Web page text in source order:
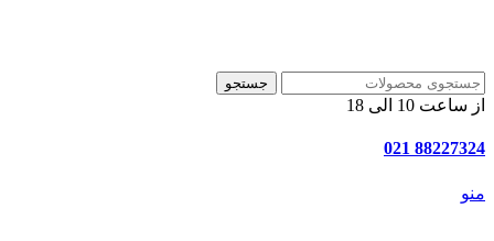
جستجو
از ساعت 10 الی 18
88227324 021
منو